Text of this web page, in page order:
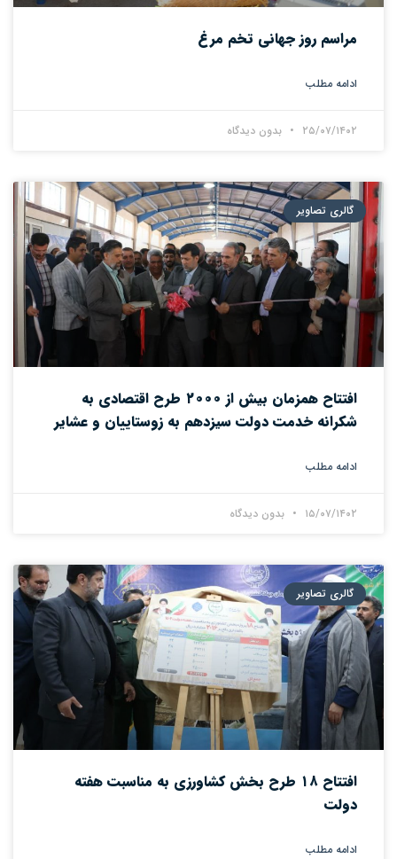
مراسم روز جهانی تخم مرغ
ادامه مطلب
۲۵/۰۷/۱۴۰۲ بدون دیدگاه
گالری تصاویر
افتتاح همزمان بیش از ۲۰۰۰ طرح اقتصادی به
شکرانه خدمت دولت سیزدهم به زوستاییان و عشایر
ادامه مطلب
۱۵/۰۷/۱۴۰۲ بدون دیدگاه
گالری تصاویر
افتتاح ۱۸ طرح بخش کشاورزی به مناسبت هفته
دولت
ادامه مطلب